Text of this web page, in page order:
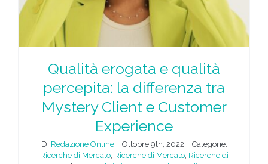
Qualità erogata e qualità
percepita: la differenza tra
Mystery Client e Customer
Experience
Di Redazione Online | Ottobre 9th, 2022 | Categorie:
Ricerche di Mercato, Ricerche di Mercato, Ricerche di